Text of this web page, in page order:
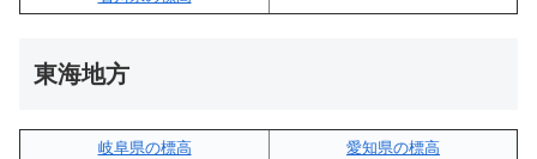
東海地方
岐阜県の標高
愛知県の標高